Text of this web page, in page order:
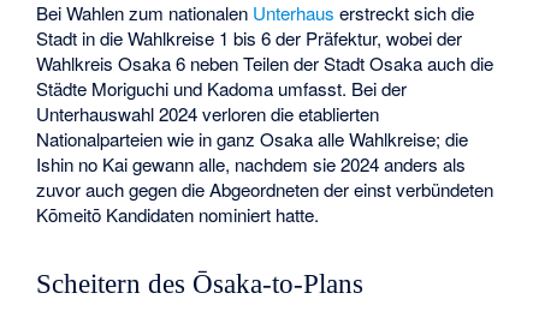
Bei Wahlen zum nationalen Unterhaus erstreckt sich die
Stadt in die Wahlkreise 1 bis 6 der Präfektur, wobei der
Wahlkreis Osaka 6 neben Teilen der Stadt Osaka auch die
Städte Moriguchi und Kadoma umfasst. Bei der
Unterhauswahl 2024verloren die etablierten
Nationalparteien wie in ganz Osaka alle Wahlkreise; die
Ishin no Kai gewann alle, nachdem sie 2024 anders als
zuvor auch gegen die Abgeordneten der einst verbündeten
Kōmeitō Kandidaten nominiert hatte.
Scheitern des Ōsaka-to-Plans